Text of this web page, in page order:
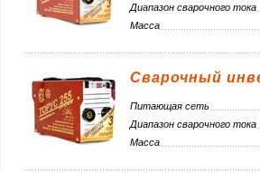
Диапазон сварочного тока
Масса
Сварочный
Питающая сеть
Диапазон сварочного тока
Масса